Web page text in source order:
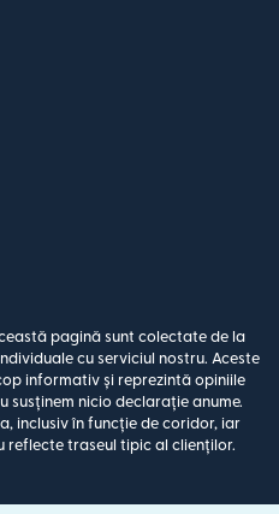
pagină sunt colectate de la
cu serviciul nostru. Aceste
informativ și reprezintă opiniile
susținem nicio declarație anume.
inclusiv în funcție de coridor, iar
reflecte traseul tipic al clienților.